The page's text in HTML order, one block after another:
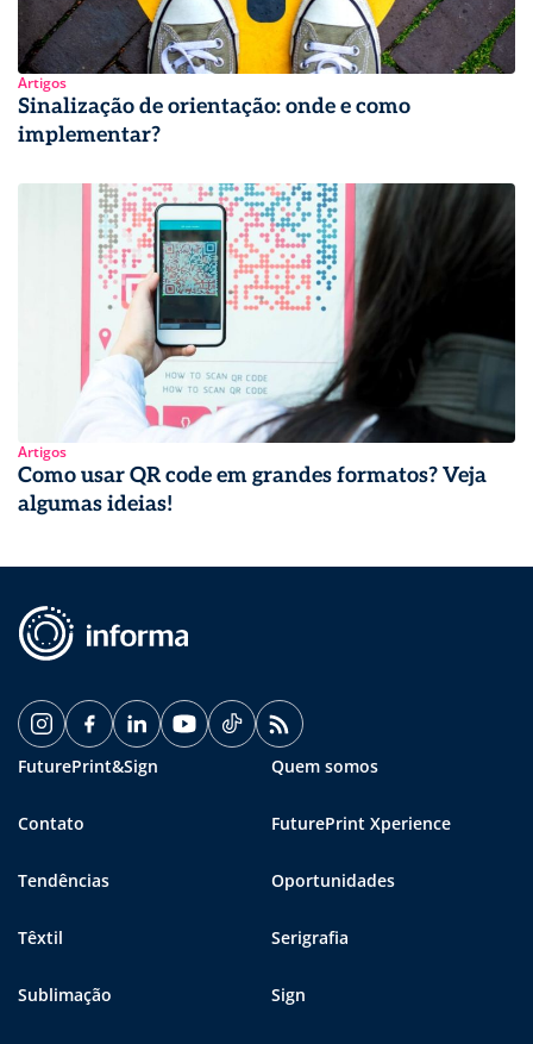
Artigos
Sinalização de orientação: onde e como
implementar?
Artigos
Como usar QR code em grandes formatos? Veja
algumas ideias!
FuturePrint&Sign Quem somos
Contato FuturePrint Xperience
Tendências Oportunidades
Têxtil Serigrafia
Sublimação Sign